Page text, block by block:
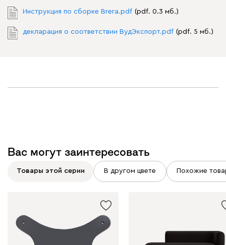
Инструкция по сборке Brera.pdf (pdf. 0.3 мб.)
декларация о соответствии ВудЭкспорт.pdf (pdf. 5 мб.)
Вас могут заинтересовать
Товары этой серии В другом цвете Похожие